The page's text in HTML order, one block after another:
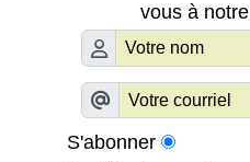
vous à
S'abonner